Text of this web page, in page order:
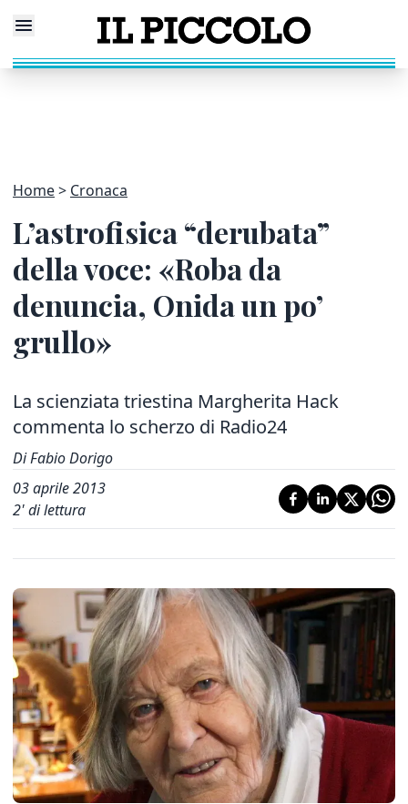
Home Cronaca
L’astrofisica “derubata”
della voce: «Roba da
denuncia, Onida un po’
grullo»
La scienziata triestina Margherita Hack
commenta lo scherzo di Radio24
Di Fabio Dorigo
03 aprile 2013
2' di lettura